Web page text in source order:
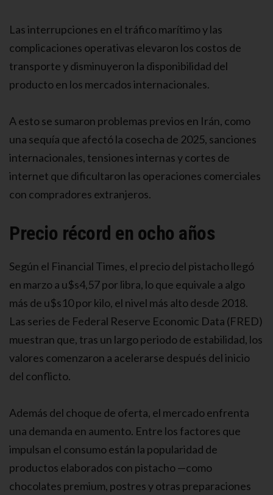
Las interrupciones en el tráfico marítimo y las
complicaciones operativas elevaron los costos de
transporte y disminuyeron la disponibilidad del
producto en los mercados internacionales.
A esto se sumaron problemas previos en Irán, como
una sequía que afectó la cosecha de 2025, sanciones
internacionales, tensiones internas y cortes de
internet que dificultaron las operaciones comerciales
con compradores extranjeros.
Precio récord en ocho años
Según el Financial Times, el precio del pistacho llegó
en marzo a u$s4,57 por libra, lo que equivale a algo
más de u$s10 por kilo, el nivel más alto desde 2018.
Las series de Federal Reserve Economic Data (FRED)
muestran que, tras un largo periodo de estabilidad, los
valores comenzaron a acelerarse después del inicio
del conflicto.
Además del choque de oferta, el mercado enfrenta
una demanda en aumento. Entre los factores que
impulsan el consumo están la popularidad de
productos elaborados con pistacho —como
chocolates premium, postres y otras preparaciones